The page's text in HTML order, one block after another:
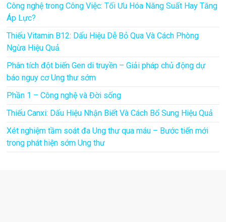
Công nghệ trong Công Việc: Tối Ưu Hóa Năng Suất Hay Tăng
Áp Lực?
Thiếu Vitamin B12: Dấu Hiệu Dễ Bỏ Qua Và Cách Phòng
Ngừa Hiệu Quả
Phân tích đột biến Gen di truyền – Giải pháp chủ động dự
báo nguy cơ Ung thư sớm
Phần 1 – Công nghệ và Đời sống
Thiếu Canxi: Dấu Hiệu Nhận Biết Và Cách Bổ Sung Hiệu Quả
Xét nghiệm tầm soát đa Ung thư qua máu – Bước tiến mới
trong phát hiện sớm Ung thư